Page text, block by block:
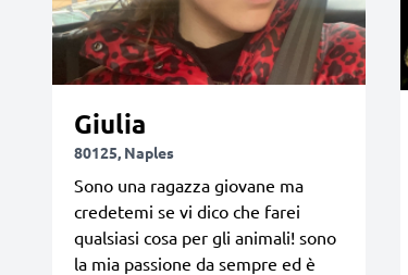
Giulia
80125, Naples
Sono una ragazza giovane ma
credetemi se vi dico che farei
qualsiasi cosa per gli animali! sono
la mia passione da sempre ed è